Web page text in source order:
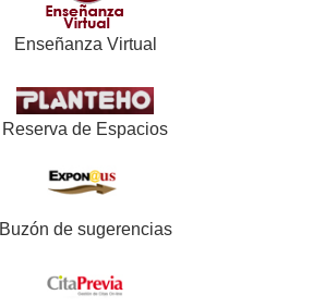
Enseñanza Virtual
Reserva de Espacios
Buzón de sugerencias